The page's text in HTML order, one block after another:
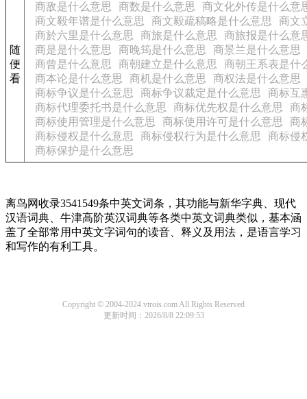
随
便
看
商敌是什么意思
商数是什么意思
商文化外传是什么意
商文毅年谱是什么意思
商文毅疏稿略是什么意思
商文
商於六里是什么意思
商旅是什么意思
商旅报是什么意
商是是什么意思
商晚筠是什么意思
商景兰是什么意思
商曾是什么意思
商朝建立是什么意思
商朝王系表是什
商本论是什么意思
商机是什么意思
商权法是什么意思
商标争议是什么意思
商标争议裁定是什么意思
商标互
商标代理委托书是什么意思
商标优先权是什么意思
商
商标使用管理是什么意思
商标使用许可是什么意思
商
商标侵权是什么意思
商标侵权行为是什么意思
商标侵
商标保护是什么意思
离鸟网收录3541549条中英文词条，其功能与新华字典、现代
汉语词典、牛津高阶英汉词典等各类中英文词典类似，基本涵
盖了全部常用中英文字词句的读音、释义及用法，是语言学习
和写作的有利工具。
Copyright © 2004-2024 vtrois.com All Rights Reserved
更新时间：2026/8/8 22:09:53